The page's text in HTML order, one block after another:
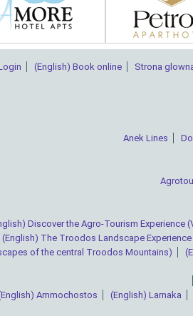
(English) Book online Strona
Anek Lines
Discover the Agro-Tourism
(English) The Troodos Landscape Experience
of the central Troodos Mountains)
Ammochostos
(English) Larnaka